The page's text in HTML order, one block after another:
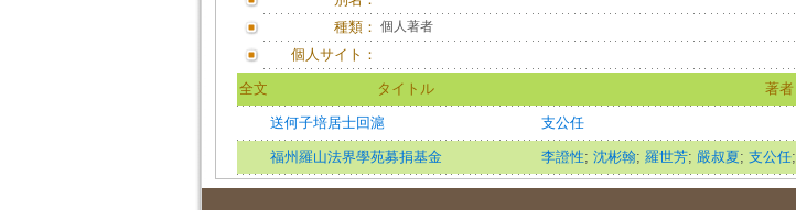
種類： 個人著者
個人サイト：
全文 タイトル 著者
送何子培居士回滬 支公任
福州羅山法界學苑募捐基金 李證性; 沈彬翰; 羅世芳; 嚴叔夏; 支公任;